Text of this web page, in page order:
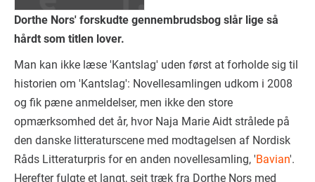
Dorthe Nors' forskudte gennembrudsbog slår lige så
hårdt som titlen lover.
Man kan ikke læse 'Kantslag' uden først at forholde sig til
historien om 'Kantslag': Novellesamlingen udkom i 2008
og fik pæne anmeldelser, men ikke den store
opmærksomhed det år, hvor Naja Marie Aidt strålede på
den danske litteraturscene med modtagelsen af Nordisk
Råds Litteraturpris for en anden novellesamling, 'Bavian'.
Herefter fulgte et langt, sejt træk fra Dorthe Nors med